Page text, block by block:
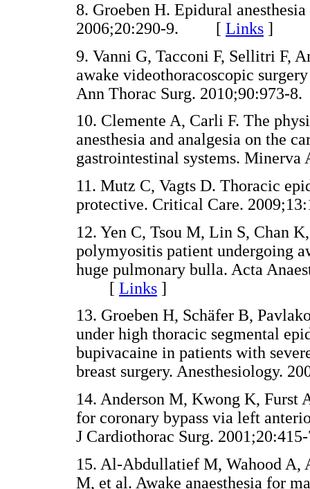
8. Groeben H. Epidural
2006;20:290-9. [ Links ]
9. Vanni G, Tacconi F, Sellitri F,
awake videothoracoscopic
Ann Thorac Surg.
10. Clemente A, Carli F. The
anesthesia and analgesia on the
gastrointestinal systems.
11. Mutz C, Vagts D. Thoracic
protective. Critical Care.
12. Yen C, Tsou M, Lin S, Chan
polymyositis patient undergoing
huge pulmonary bulla. Acta
[ Links ]
13. Groeben H, Schäfer B,
under high thoracic segmental
bupivacaine in patients with
breast surgery.
14. Anderson M, Kwong K, Furst
for coronary bypass via left
J Cardiothorac Surg.
15. Al-Abdullatief M, Wahood A,
M, et al. Awake anaesthesia for